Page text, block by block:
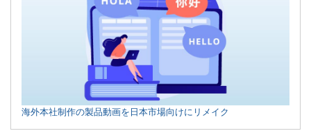
海外本社制作の製品動画を日本市場向けにリメイク